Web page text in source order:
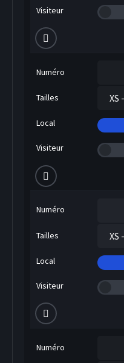
Visiteur
Numéro
Tailles
Local
Visiteur
Numéro
Tailles
Local
Visiteur
Numéro